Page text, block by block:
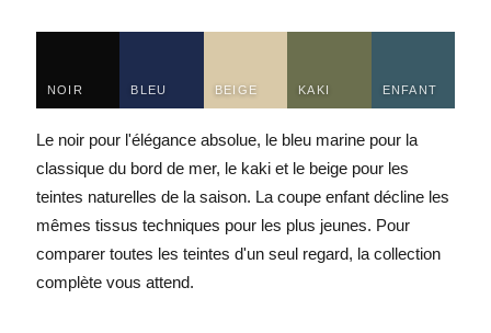
NOIR BLEU BEIGE KAKI ENFANT
Le noir pour l'élégance absolue, le bleu marine pour la
classique du bord de mer, le kaki et le beige pour les
teintes naturelles de la saison. La coupe enfant décline les
mêmes tissus techniques pour les plus jeunes. Pour
comparer toutes les teintes d'un seul regard, la collection
complètevous attend.